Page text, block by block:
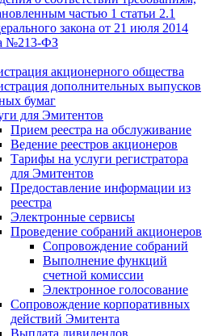
частью 1 статьи 2.1
закона от 21 июля 2014
№213-ФЗ
акционерного общества
дополнительных выпусков
бумаг
для Эмитентов
Прием реестра на обслуживание
Ведение реестров акционеров
Тарифы на услуги регистратора
для Эмитентов
Предоставление информации из
реестра
Электронные сервисы
Проведение собраний акционеров
Сопровождение собраний
Выполнение функций
счетной комиссии
Электронное голосование
Сопровождение корпоративных
действий Эмитента
Выплата дивидендов